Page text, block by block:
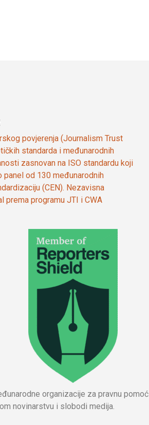
povjerenja (Journalism Trust
standarda i međunarodnih
zasnovan na ISO standardu koji
panel od 130 međunarodnih
(CEN). Nezavisna
prema programu JTI i CWA
organizacije za pravnu pomoć
novinarstvu i slobodi medija.